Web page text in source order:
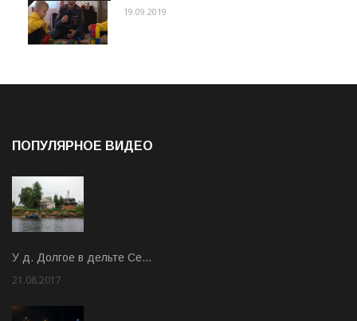
19.09.2019
ПОПУЛЯРНОЕ ВИДЕО
У д. Долгое в дельте Се…
21.08.2017